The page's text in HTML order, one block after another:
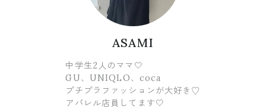
ASAMI
中学生2人のママ🤍
GU、UNIQLO、coca
プチプラファッションが大好き♡
アパレル店員してます🤍